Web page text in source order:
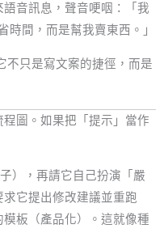
音訊息，聲音哽咽：「我
時間，而是幫我賣東西。」
不只是寫文案的捷徑，而是
圖。如果把「提示」當作
），再請它自己扮演「嚴
它提出修改建議並重跑
模板（產品化）。這就像種